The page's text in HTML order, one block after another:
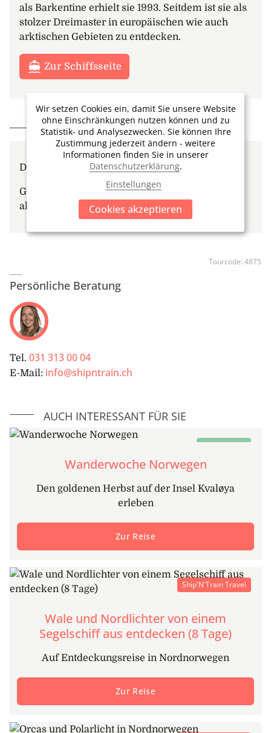
Tourcode: 4875
Persönliche Beratung
Tel. 031 313 00 04
E-Mail: info@shipntrain.ch
als Barkentine erhielt sie 1993. Seitdem ist sie als
stolzer Dreimaster in europäischen wie auch
arktischen Gebieten zu entdecken.
Zur Schiffsseite
GUT ZU WISSEN / HINWEISE
Die Bordsprache ist deutsch und englisch
Gerne sind wir Ihnen bei der Organisation
allfälliger Verlängerungsprogramme behilflich.
AUCH INTERESSANT FÜR SIE
Nature Tours
Wanderwoche Norwegen
Den goldenen Herbst auf der Insel Kvaløya
erleben
Zur Reise
Ship'N'Train Travel
Wale und Nordlichter von einem
Segelschiff aus entdecken (8 Tage)
Auf Entdeckungsreise in Nordnorwegen
Zur Reise
Wir setzen Cookies ein, damit Sie unsere Website
ohne Einschränkungen nutzen können und zu
Statistik- und Analysezwecken. Sie können Ihre
Zustimmung jederzeit ändern - weitere
Informationen finden Sie in unserer
Datenschutzerklärung.
Einstellungen
Cookies akzeptieren